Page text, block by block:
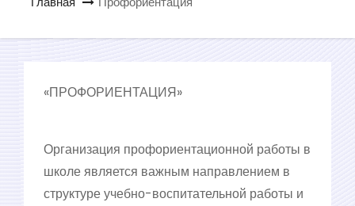
«ПРОФОРИЕНТАЦИЯ»
Организация профориентационной работы в
школе является важным направлением в
структуре учебно-воспитательной работы и